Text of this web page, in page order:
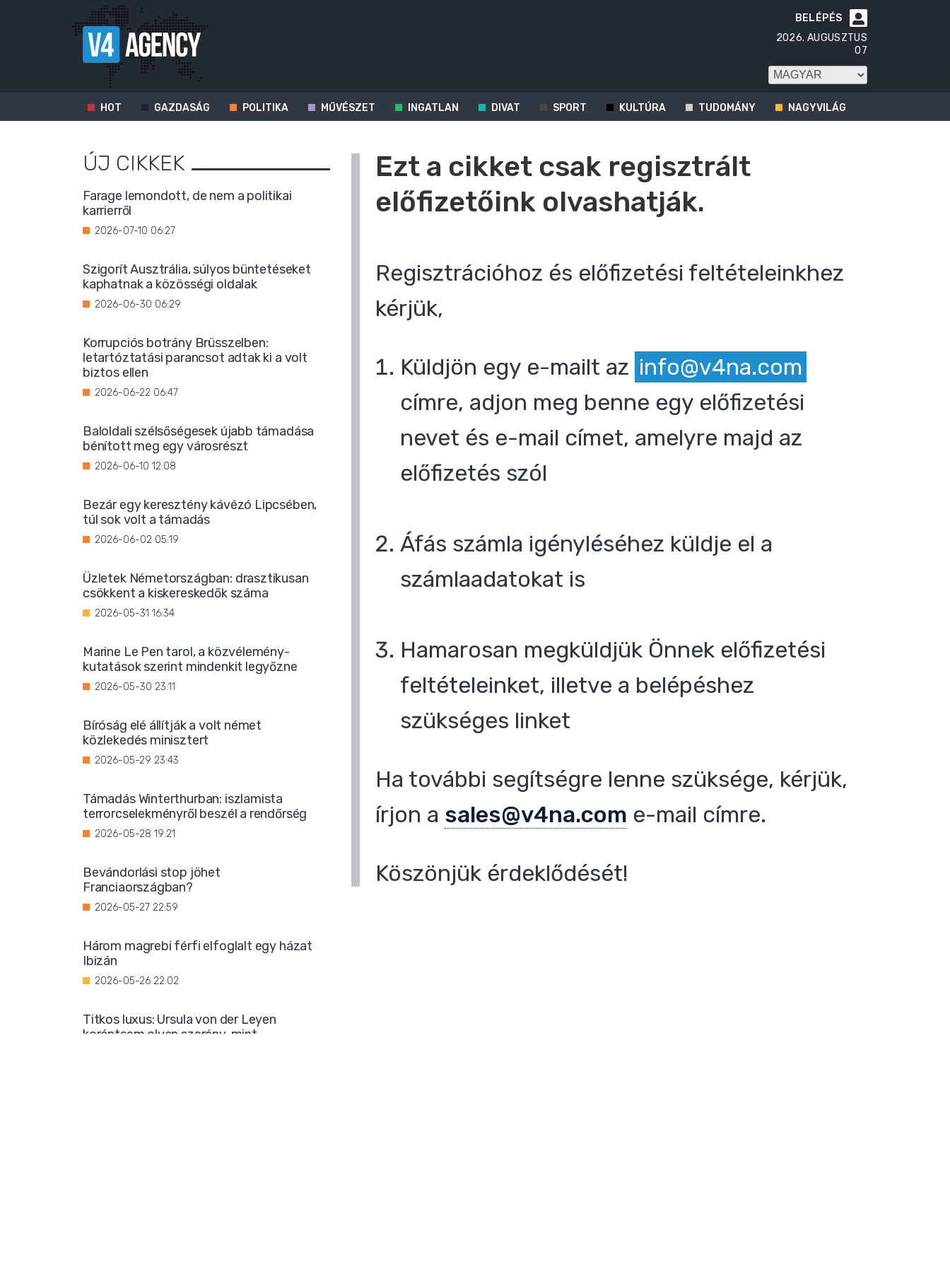

BELÉPÉS
2026. AUGUSZTUS
07
HOT GAZDASÁG POLITIKA MŰVÉSZET INGATLAN DIVAT SPORT KULTÚRA TUDOMÁNY NAGYVILÁG
Ezt a cikket csak regisztrált
előfizetőink olvashatják.
Regisztrációhoz és előfizetési feltételeinkhez
kérjük,
Küldjön egy e-mailt az info@v4na.com
címre, adjon meg benne egy előfizetési
nevet és e-mail címet, amelyre majd az
előfizetés szól
Áfás számla igényléséhez küldje el a
számlaadatokat is
Hamarosan megküldjük Önnek előfizetési
feltételeinket, illetve a belépéshez
szükséges linket
Ha további segítségre lenne szüksége, kérjük,
írjon a sales@v4na.com e-mail címre.
Köszönjük érdeklődését!
ÚJ CIKKEK
Farage lemondott, de nem a politikai
karrierről
2026-07-10 06:27
Szigorít Ausztrália, súlyos büntetéseket
kaphatnak a közösségi oldalak
2026-06-30 06:29
Korrupciós botrány Brüsszelben:
letartóztatási parancsot adtak ki a volt
biztos ellen
2026-06-22 06:47
Baloldali szélsőségesek újabb támadása
bénított meg egy városrészt
2026-06-10 12:08
Bezár egy keresztény kávézó Lipcsében,
túl sok volt a támadás
2026-06-02 05:19
Üzletek Németországban: drasztikusan
csökkent a kiskereskedők száma
2026-05-31 16:34
Marine Le Pen tarol, a közvélemény-
kutatások szerint mindenkit legyőzne
2026-05-30 23:11
Bíróság elé állítják a volt német
közlekedés minisztert
2026-05-29 23:43
Támadás Winterthurban: iszlamista
terrorcselekményről beszél a rendőrség
2026-05-28 19:21
Bevándorlási stop jöhet
Franciaországban?
2026-05-27 22:59
Három magrebi férfi elfoglalt egy házat
Ibizán
2026-05-26 22:02
Titkos luxus: Ursula von der Leyen
korántsem olyan szerény, mint